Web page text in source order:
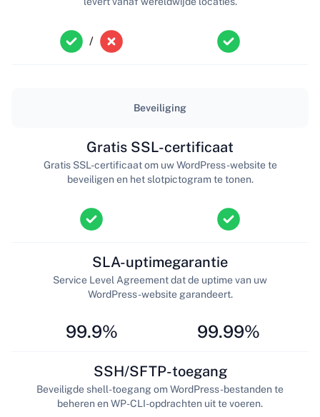
/
Beveiliging
Gratis SSL-certificaat
Gratis SSL-certificaat om uw WordPress-website te
beveiligen en het slotpictogram te tonen.
99.9%
SLA-uptimegarantie
Service Level Agreement dat de uptime van uw
WordPress-website garandeert.
99.99%
SSH/SFTP-toegang
Beveiligde shell-toegang om WordPress-bestanden te
beheren en WP-CLI-opdrachten uit te voeren.